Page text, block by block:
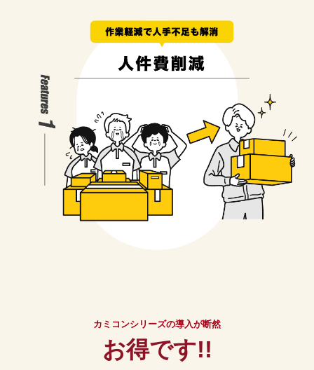
カミコンシリーズの導入が断然
お得です!!